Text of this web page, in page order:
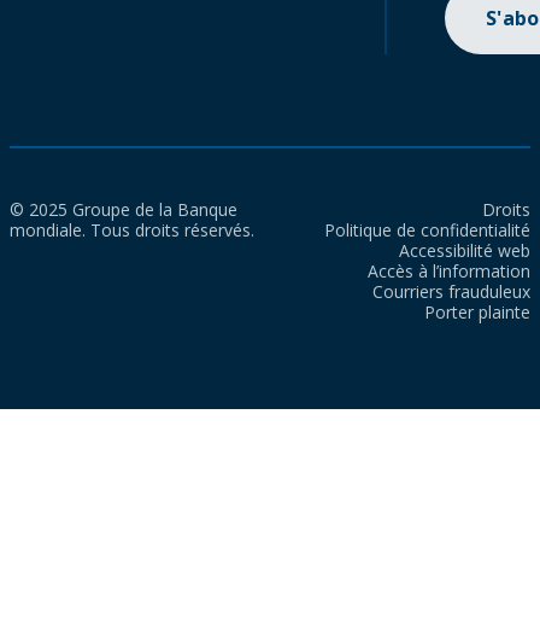
© 2025 Groupe de la Banque
mondiale. Tous droits réservés.
Droits
Politique de confidentialité
Accessibilité web
Accès à l’information
Courriers frauduleux
Porter plainte